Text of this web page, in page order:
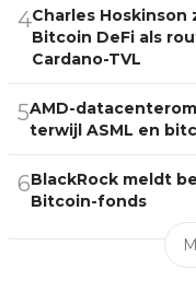
4Charles Hoskinson
Bitcoin DeFi als
Cardano-TVL
5AMD-
terwijl ASML en
6BlackRock meldt
Bitcoin-fonds